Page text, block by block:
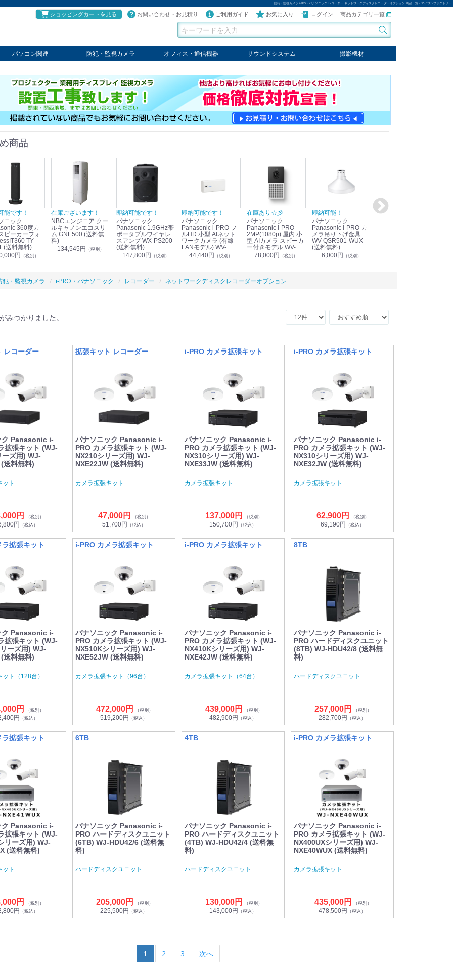
防犯・監視カメラ i-PRO・パナソニック レコーダー ネットワークディスクレコーダーオプション 商品一覧 - アイワンファクトリー
ショッピングカートを見る お問い合わせ・お見積り ご利用ガイド お気に入り ログイン 商品カテゴリ一覧
パソコン関連 防犯・監視カメラ オフィス・通信機器 サウンドシステム 撮影機材
商品
能です！
ニック
360度カ
ピーカーフォ
TY-
(送料無料)
円 （税別）
在庫ございます！
NBCエンジニア クー
ルキャノンエコスリ
ム GNE500 (送料無
料)
134,545円
（税別）
即納可能です！
パナソニック
Panasonic 1.9GHz帯
ポータブルワイヤレ
スアンプ WX-PS200
(送料無料)
147,800円 （税別）
即納可能です！
パナソニック
Panasonic i-PRO フ
ルHD 小型 AIネット
ワークカメラ (有線
LANモデル) WV-
S7130UX (送料無料)
44,440円 （税別）
在庫あり☆彡
パナソニック
Panasonic i-PRO
2MP(1080p) 屋内 小
型 AIカメラ スピーカ
ー付きモデル WV-
S71301-F2L (送料無
78,000円 （税別）
即納可能！
パナソニック
Panasonic i-PRO カ
メラ吊り下げ金具
WV-QSR501-WUX
(送料無料)
6,000円 （税別）
犯・監視カメラ i-PRO・パナソニック レコーダー ネットワークディスクレコーダーオプション
みつかりました。
レコーダー
ク Panasonic i-
拡張キット (WJ-
ズ用) WJ-
送料無料)
ット
円 （税別）
円 （税込）
拡張キット レコーダー
パナソニック Panasonic i-
PRO カメラ拡張キット (WJ-
NX210シリーズ用) WJ-
NXE22JW (送料無料)
カメラ拡張キット
47,000円 （税別）
51,700円 （税込）
i-PRO カメラ拡張キット
パナソニック Panasonic i-
PRO カメラ拡張キット (WJ-
NX310シリーズ用) WJ-
NXE33JW (送料無料)
カメラ拡張キット
137,000円 （税別）
150,700円 （税込）
i-PRO カメラ拡張キット
パナソニック Panasonic i-
PRO カメラ拡張キット (WJ-
NX310シリーズ用) WJ-
NXE32JW (送料無料)
カメラ拡張キット
62,900円 （税別）
69,190円 （税込）
拡張キット
ク Panasonic i-
拡張キット (WJ-
ーズ用) WJ-
送料無料)
ト（128台）
円 （税別）
円 （税込）
i-PRO カメラ拡張キット
パナソニック Panasonic i-
PRO カメラ拡張キット (WJ-
NX510Kシリーズ用) WJ-
NXE52JW (送料無料)
カメラ拡張キット（96台）
472,000円 （税別）
519,200円 （税込）
i-PRO カメラ拡張キット
パナソニック Panasonic i-
PRO カメラ拡張キット (WJ-
NX410Kシリーズ用) WJ-
NXE42JW (送料無料)
カメラ拡張キット（64台）
439,000円 （税別）
482,900円 （税込）
8TB
パナソニック Panasonic i-
PRO ハードディスクユニット
(8TB) WJ-HDU42/8 (送料無
料)
ハードディスクユニット
257,000円 （税別）
282,700円 （税込）
拡張キット
ク Panasonic i-
拡張キット (WJ-
リーズ用) WJ-
(送料無料)
ット
円 （税別）
円 （税込）
6TB
パナソニック Panasonic i-
PRO ハードディスクユニット
(6TB) WJ-HDU42/6 (送料無
料)
ハードディスクユニット
205,000円 （税別）
225,500円 （税込）
4TB
パナソニック Panasonic i-
PRO ハードディスクユニット
(4TB) WJ-HDU42/4 (送料無
料)
ハードディスクユニット
130,000円 （税別）
143,000円 （税込）
i-PRO カメラ拡張キット
パナソニック Panasonic i-
PRO カメラ拡張キット (WJ-
NX400UXシリーズ用) WJ-
NXE40WUX (送料無料)
カメラ拡張キット
435,000円 （税別）
478,500円 （税込）
1 2 3 次へ